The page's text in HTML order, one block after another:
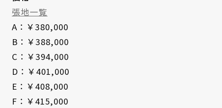
張地一覧
A：￥380,000
B：￥388,000
C：￥394,000
D：￥401,000
E：￥408,000
F：￥415,000